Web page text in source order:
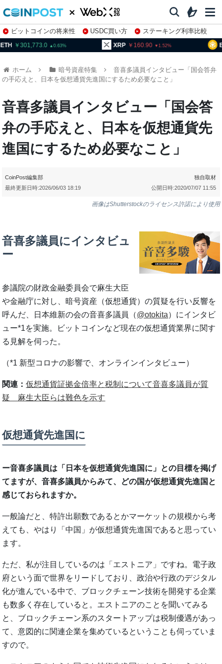
ビットコインの将来性 USDC買い方
ステーキング利率比較
株特集・関連銘柄
0.63 XRP 160.90 1.52 BNB
ホーム 暗号資産特集
音喜多議員インタビュー「国会答弁
の手応えと、日本を仮想通貨先進国にするため必要なこと」
音喜多議員インタビュー「国会答
弁の手応えと、日本を仮想通貨先
進国にするため必要なこと」
CoinPost編集部
独自取材
公開日時:2020/07/07 11:55
最終更新日時:2026/06/03 18:19
画像はShutterstockのライセンス許諾により使用
音喜多議員にインタビュ
ー
参議院の財政金融委員会で麻生大臣
や金融庁に対し、暗号資産（仮想通貨）の質疑を行い反響を
呼んだ、日本維新の会の音喜多議員（@otokita）にインタビ
ュー*1を実施。ビットコインなど現在の仮想通貨業界に関す
る見解を伺った。
（*1 新型コロナの影響で、オンラインインタビュー）
関連：仮想通貨証拠金倍率と税制について音喜多議員が質
疑 麻生大臣らは難色を示す
仮想通貨先進国に
ー音喜多議員は「日本を仮想通貨先進国に」との目標を掲げ
てますが、音喜多議員からみて、どの国が仮想通貨先進国と
感じておられますか。
一般論だと、特許出願数であるとかマーケットの規模から考
えても、やはり「中国」が仮想通貨先進国であると思ってい
ます。
ただ、私が注目しているのは「エストニア」ですね。電子政
府という面で世界をリードしており、政治や行政のデジタル
化が進んでいる中で、ブロックチェーン技術を開発する企業
も数多く存在していると。エストニアのことを聞いてみる
と、ブロックチェーン系のスタートアップは税制優遇があっ
て、意図的に関連企業を集めているということも伺っていま
すので。